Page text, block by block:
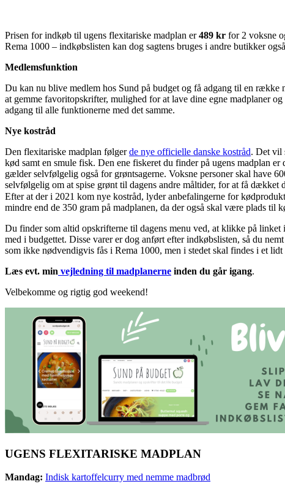
Prisen for indkøb til ugens flexitariske madplan er489 kr for 2 voksne
Rema 1000 – indkøbslisten kan dog sagtens bruges i andre butikker
Medlemsfunktion
Du kan nu blive medlem hos Sund på budget og få adgang til en
at gemme favoritopskrifter, mulighed for at lave dine egne madplaner
adgang til alle funktionerne med det samme.
Nye kostråd
Den flexitariske madplan følgerde nye officielle danske kostråd. Det vil
kød samt en smule fisk. Den ene fiskeret du finder på ugens madplan
gælder selvfølgelig også for grøntsagerne. Voksne personer skal have
selvfølgelig om at spise grønt til dagens andre måltider, for at få dækket
Efter at der i 2021 kom nye kostråd, lyder anbefalingerne for
mindre end de 350 gram på madplanen, da der også skal være plads til
Du finder som altid opskrifterne til dagens menu ved, at klikke på
med i budgettet. Disse varer er dog anført efter indkøbslisten, så du
som ikke nødvendigvis fås i Rema 1000, men i stedet skal findes i et
Læs evt. min vejledning til madplanerne inden du går igang.
Velbekomme og rigtig god weekend!
UGENS FLEXITARISKE MADPLAN
Mandag: Indisk kartoffelcurry med nemme madbrød